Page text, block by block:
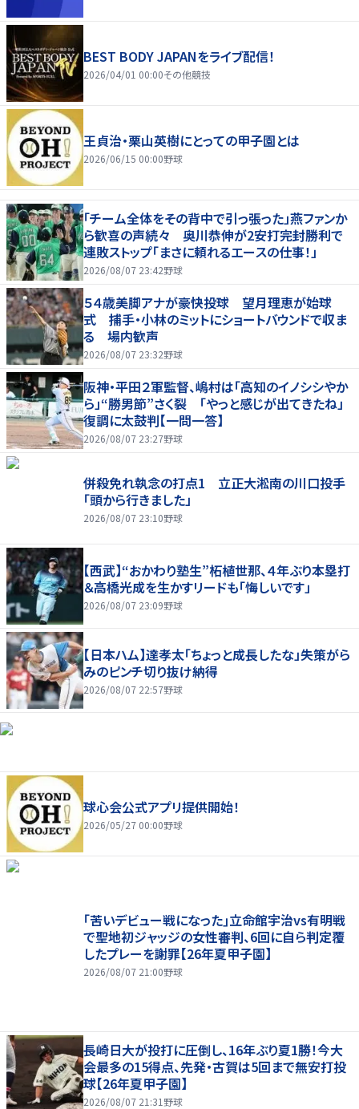
BEST BODY JAPANをライブ配信！
2026/04/01 00:00その他競技
王貞治・栗山英樹にとっての甲子園とは
2026/06/15 00:00野球
「チーム全体をその背中で引っ張った」燕ファンか
ら歓喜の声続々 奥川恭伸が2安打完封勝利で
連敗ストップ「まさに頼れるエースの仕事！」
2026/08/07 23:42野球
５４歳美脚アナが豪快投球 望月理恵が始球
式 捕手・小林のミットにショートバウンドで収ま
る 場内歓声
2026/08/07 23:32野球
阪神・平田２軍監督、嶋村は「高知のイノシシやか
ら」“勝男節”さく裂 「やっと感じが出てきたね」
復調に太鼓判【一問一答】
2026/08/07 23:27野球
併殺免れ執念の打点1 立正大淞南の川口投手
「頭から行きました」
2026/08/07 23:10野球
【西武】“おかわり塾生”柘植世那、４年ぶり本塁打
＆高橋光成を生かすリードも「悔しいです」
2026/08/07 23:09野球
【日本ハム】達孝太「ちょっと成長したな」失策がら
みのピンチ切り抜け納得
2026/08/07 22:57野球
球心会公式アプリ提供開始！
2026/05/27 00:00野球
｢苦いデビュー戦になった｣立命館宇治vs有明戦
で聖地初ジャッジの女性審判、6回に自ら判定覆
したプレーを謝罪【26年夏甲子園】
2026/08/07 21:00野球
長崎日大が投打に圧倒し、16年ぶり夏1勝！今大
会最多の15得点、先発・古賀は5回まで無安打投
球【26年夏甲子園】
2026/08/07 21:31 野球